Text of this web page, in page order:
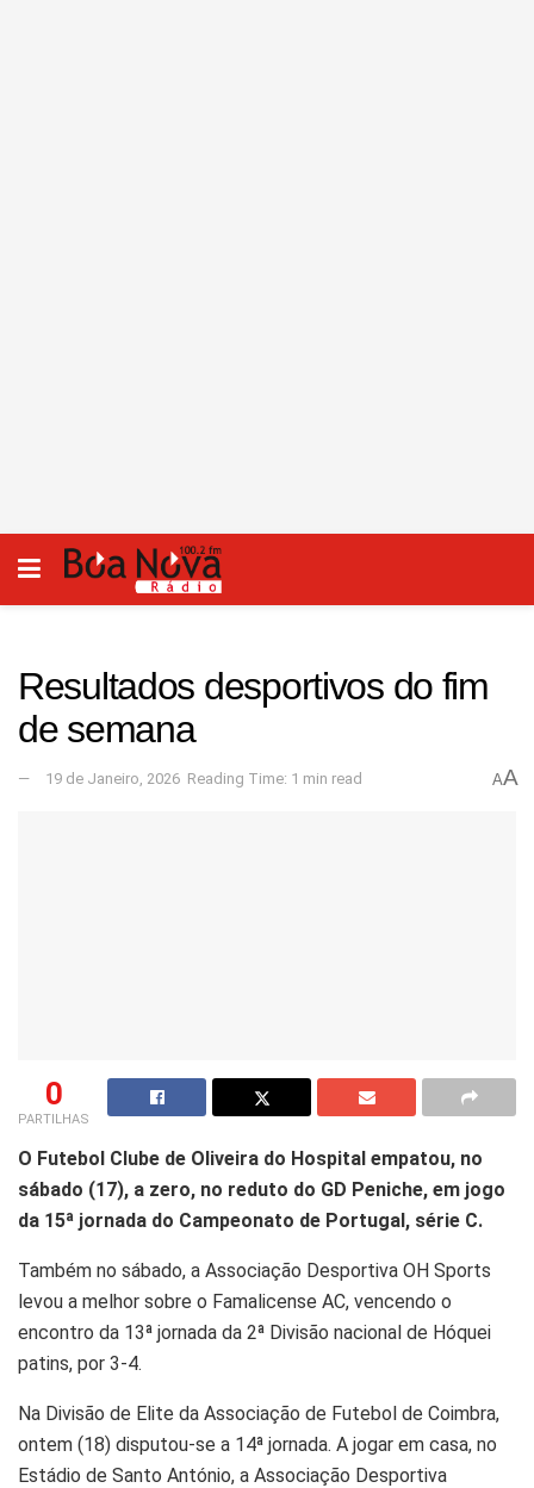
Resultados desportivos do fim
de semana
19 de Janeiro, 2026 Reading Time: 1 min read AA
0
PARTILHAS
O Futebol Clube de Oliveira do Hospital empatou, no
sábado (17), a zero, no reduto do GD Peniche, em jogo
da 15ª jornada do Campeonato de Portugal, série C.
Também no sábado, a Associação Desportiva OH Sports
levou a melhor sobre o Famalicense AC, vencendo o
encontro da 13ª jornada da 2ª Divisão nacional de Hóquei
patins, por 3-4.
Na Divisão de Elite da Associação de Futebol de Coimbra,
ontem (18) disputou-se a 14ª jornada. A jogar em casa, no
Estádio de Santo António, a Associação Desportiva